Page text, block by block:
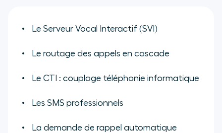
Le Serveur Vocal Interactif (SVI)
Le routage des appels en cascade
Le CTI : couplage téléphonie informatique
Les SMS professionnels
La demande de rappel automatique